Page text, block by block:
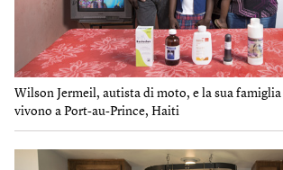
Wilson Jermeil, autista di moto, e la sua
vivono a Port-au-Prince, Haiti